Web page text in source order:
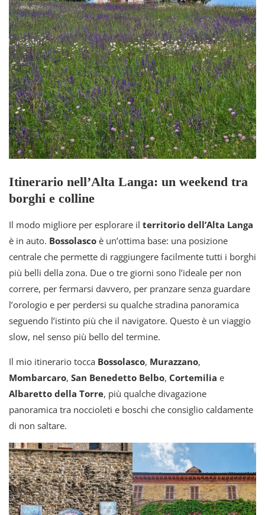
Itinerario nell’Alta Langa: un weekend tra
borghi e colline
Il modo migliore per esplorare il territorio dell’Alta Langa
è in auto. Bossolasco è un’ottima base: una posizione
centrale che permette di raggiungere facilmente tutti i borghi
più belli della zona. Due o tre giorni sono l’ideale per non
correre, per fermarsi davvero, per pranzare senza guardare
l’orologio e per perdersi su qualche stradina panoramica
seguendo l’istinto più che il navigatore. Questo è un viaggio
slow, nel senso più bello del termine.
Il mio itinerario tocca Bossolasco, Murazzano,
Mombarcaro, San Benedetto Belbo, Cortemilia e
Albaretto della Torre, più qualche divagazione
panoramica tra noccioleti e boschi che consiglio caldamente
di non saltare.